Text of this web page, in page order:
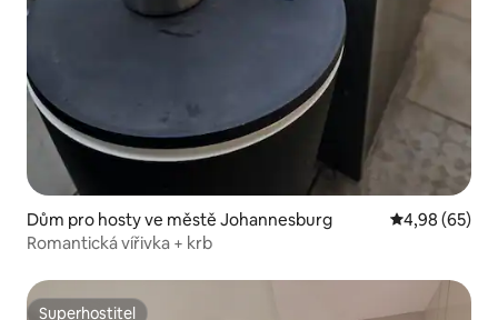
Dům pro hosty ve městě Johannesburg Průměrné
4,98 (65)
Romantická vířivka + krb
Superhostitel